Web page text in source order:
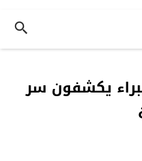
يكشفون سر